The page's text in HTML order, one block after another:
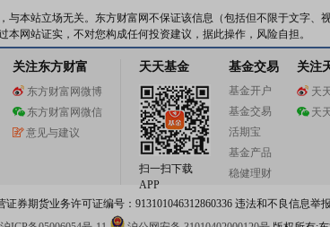
除权除息日：2026年06月10日；分配方案：10派3.80元(含税,
元)[正式]
更多>>
年06月03日发布《中伟新材:2025年度A股权益分派实施公
更多>>
于2026-05-22召开2025年年度股东大会
更多>>
《中伟新材:湖南启元律师事务所关于中伟
份有限公司2025年年度股东会的法律意见书》
更多>>
与本站立场无关。东方财富网不保证该信息（包括但不限于文字
网站证实，不对您构成任何投资建议，据此操作，风险自担。
关注东方财富
东方财富网微博
东方财富网微信
意见与建议
天天基金
扫一扫下载
APP
基金交易
基金开户
基金交易
活期宝
基金产品
稳健理财
关注
天
天
券期货业务许可证编号：913101046312860336 违法和不良信息举报